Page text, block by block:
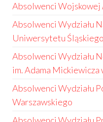
Absolwenci Wojskowej
Absolwenci Wydziału
Uniwersytetu Śląskiego
Absolwenci Wydziału
im. Adama Mickiewicza
Absolwenci Wydziału
Warszawskiego